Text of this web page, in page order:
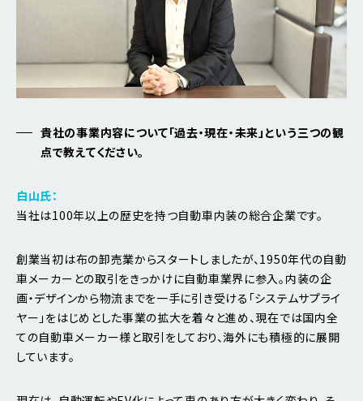
貴社の事業内容について「過去・現在・未来」という三つの観
点で教えてください。
白山氏：
当社は100年以上の歴史を持つ自動車内装の総合企業です。
創業当初は布の卸売業からスタートしましたが、1950年代の自動
車メーカーとの取引をきっかけに自動車業界に参入。内装の企
画・デザインから物流までを一手に引き受ける「システムサプライ
ヤー」をはじめとした事業の拡大を着々と進め、現在では国内全
ての自動車メーカー様と取引をしており、海外にも積極的に展開
しています。